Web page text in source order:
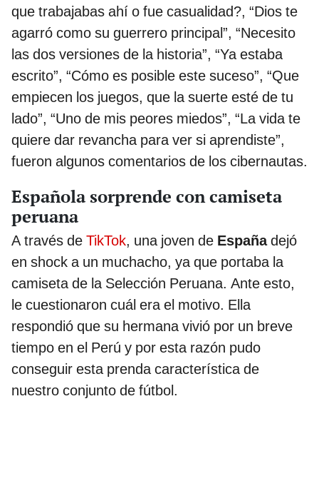
que trabajabas ahí o fue casualidad?, “Dios te
agarró como su guerrero principal”, “Necesito
las dos versiones de la historia”, “Ya estaba
escrito”, “Cómo es posible este suceso”, “Que
empiecen los juegos, que la suerte esté de tu
lado”, “Uno de mis peores miedos”, “La vida te
quiere dar revancha para ver si aprendiste”,
fueron algunos comentarios de los cibernautas.
Española sorprende con camiseta
peruana
A través de TikTok, una joven de Españadejó
en shock a un muchacho, ya que portaba la
camiseta de la Selección Peruana. Ante esto,
le cuestionaron cuál era el motivo. Ella
respondió que su hermana vivió por un breve
tiempo en el Perú y por esta razón pudo
conseguir esta prenda característica de
nuestro conjunto de fútbol.